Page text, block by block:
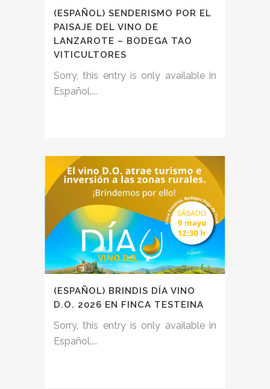
(ESPAÑOL) SENDERISMO POR EL
PAISAJE DEL VINO DE
LANZAROTE – BODEGA TAO
VITICULTORES
Sorry, this entry is only available in
Español....
(ESPAÑOL) BRINDIS DÍA VINO
D.O. 2026 EN FINCA TESTEINA
Sorry, this entry is only available in
Español....